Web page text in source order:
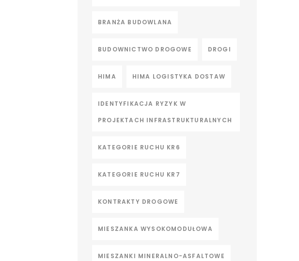
BRANŻA BUDOWLANA
BUDOWNICTWO DROGOWE DROGI
HIMA HIMA LOGISTYKA DOSTAW
IDENTYFIKACJA RYZYK W
PROJEKTACH INFRASTRUKTURALNYCH
KATEGORIE RUCHU KR6
KATEGORIE RUCHU KR7
KONTRAKTY DROGOWE
MIESZANKA WYSOKOMODUŁOWA
MIESZANKI MINERALNO-ASFALTOWE